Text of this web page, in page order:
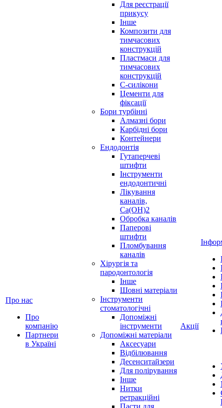
Про нас
Про
компанію
Партнери
в Україні
Для реєстрації
прикусу
Інше
Композити для
тимчасових
конструкцій
Пластмаси для
тимчасових
конструкцій
С-силікони
Цементи для
фіксації
Бори турбінні
Алмазні бори
Карбідні бори
Контейнери
Ендодонтія
Гутаперчеві
штифти
Інструменти
ендодонтичні
Лікування
каналів,
Ca(OH)2
Обробка каналів
Паперові
штифти
Пломбування
каналів
Хірургія та
пародонтологія
Інше
Шовні матеріали
Інструменти
стоматологічні
Допоміжні
інструменти
Допоміжні матеріали
Аксесуари
Відбілювання
Десенситайзери
Для полірування
Інше
Нитки
ретракційні
Пасти для
Акції